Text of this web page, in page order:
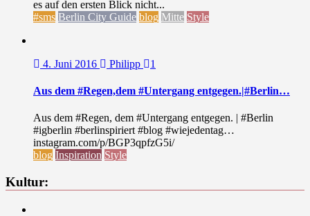
es auf den ersten Blick nicht...
#sms Berlin City Guide blog Mitte Style
4. Juni 2016 Philipp 1
Aus dem #Regen,dem #Untergang entgegen.|#Berlin…
Aus dem #Regen, dem #Untergang entgegen. | #Berlin
#igberlin #berlinspiriert #blog #wiejedentag…
instagram.com/p/BGP3qpfzG5i/
blog Inspiration Style
Kultur: